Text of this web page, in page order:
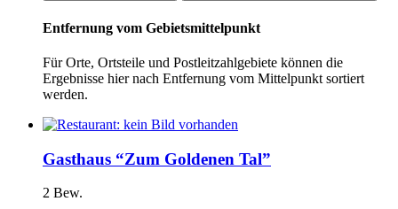
Entfernung vom Gebietsmittelpunkt
Für Orte, Ortsteile und Postleitzahlgebiete können die
Ergebnisse hier nach Entfernung vom Mittelpunkt sortiert
werden.
Gasthaus “Zum Goldenen Tal”
2 Bew.